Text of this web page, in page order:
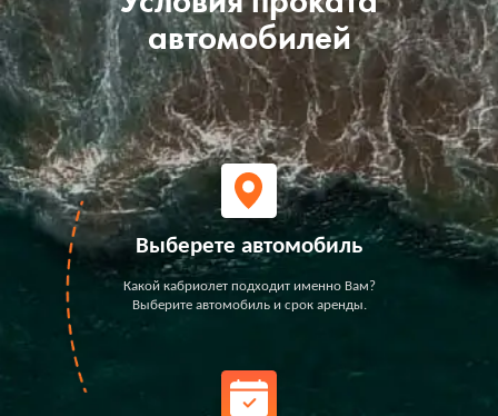
автомобилей
Выберете автомобиль
Какой кабриолет подходит именно Вам?
Выберите автомобиль и срок аренды.